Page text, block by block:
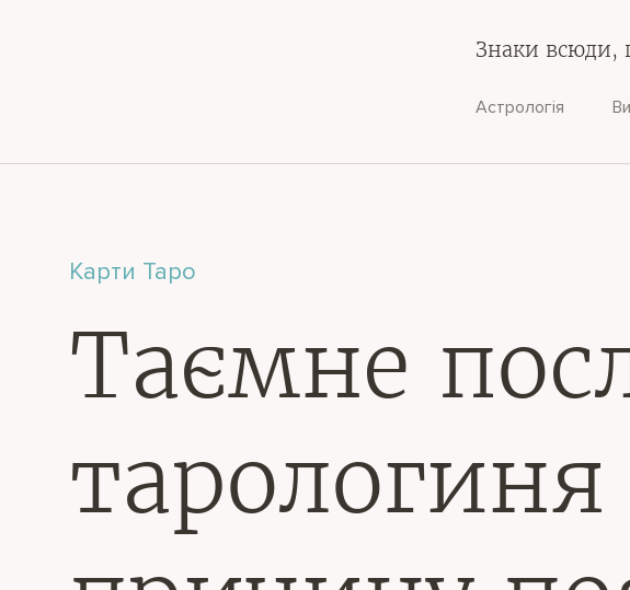
Знаки всюди,
Астрологія
Карти Таро
Таємне